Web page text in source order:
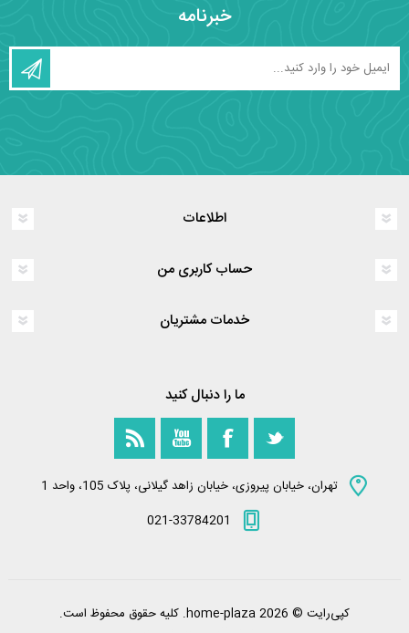
خبرنامه
اطلاعات
حساب کاربری من
خدمات مشتریان
ما را دنبال کنید
تهران، خیابان پیروزی، خیابان زاهد گیلانی، پلاک 105، واحد 1
021-33784201
کپی‌رایت © 2026 home-plaza. کلیه حقوق محفوظ است.